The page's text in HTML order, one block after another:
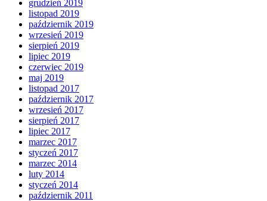
grudzień 2019
listopad 2019
październik 2019
wrzesień 2019
sierpień 2019
lipiec 2019
czerwiec 2019
maj 2019
listopad 2017
październik 2017
wrzesień 2017
sierpień 2017
lipiec 2017
marzec 2017
styczeń 2017
marzec 2014
luty 2014
styczeń 2014
październik 2011